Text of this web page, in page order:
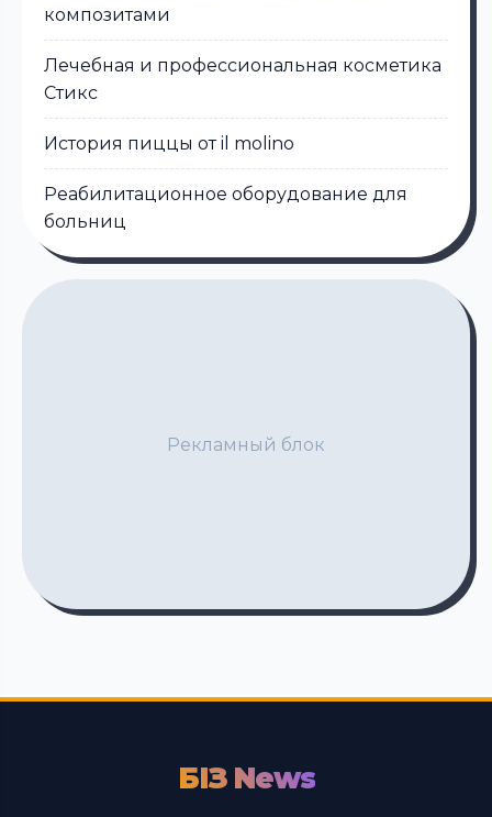
композитами
Лечебная и профессиональная косметика
Стикс
История пиццы от il molino
Реабилитационное оборудование для
больниц
Рекламный блок
БІЗ News